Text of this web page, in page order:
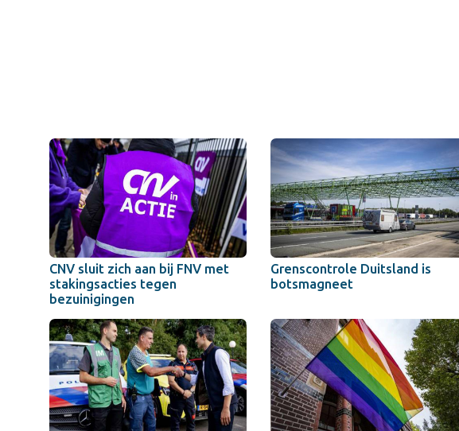
CNV sluit zich aan bij FNV met
stakingsacties tegen
bezuinigingen
Grenscontrole Duitsland is
botsmagneet